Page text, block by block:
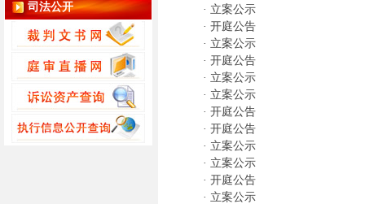
司法公开
· 立案公示
· 开庭公告
· 立案公示
· 开庭公告
· 立案公示
· 立案公示
· 开庭公告
· 开庭公告
· 立案公示
· 立案公示
· 开庭公告
· 立案公示